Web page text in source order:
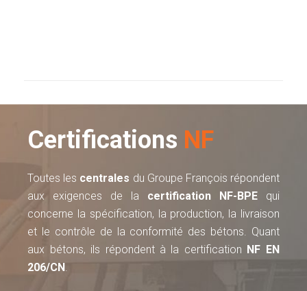
Certifications NF
Toutes les centrales du Groupe François répondent
aux exigences de la certification NF-BPEqui
concerne la spécification, la production, la livraison
et le contrôle de la conformité des bétons. Quant
aux bétons, ils répondent à la certification NF EN
206/CN.